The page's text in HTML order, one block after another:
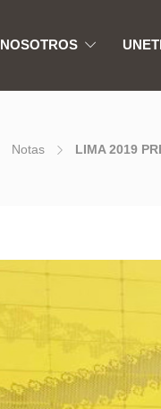
NOSOTROS
Notas LIMA 2019